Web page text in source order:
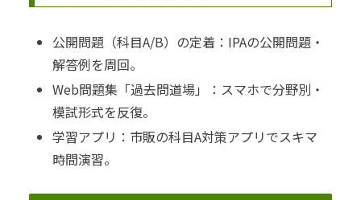
公開問題（科目A/B）の定着：IPAの公開問題・
解答例を周回。
Web問題集「過去問道場」：スマホで分野別・
模試形式を反復。
学習アプリ：市販の科目A対策アプリでスキマ
時間演習。